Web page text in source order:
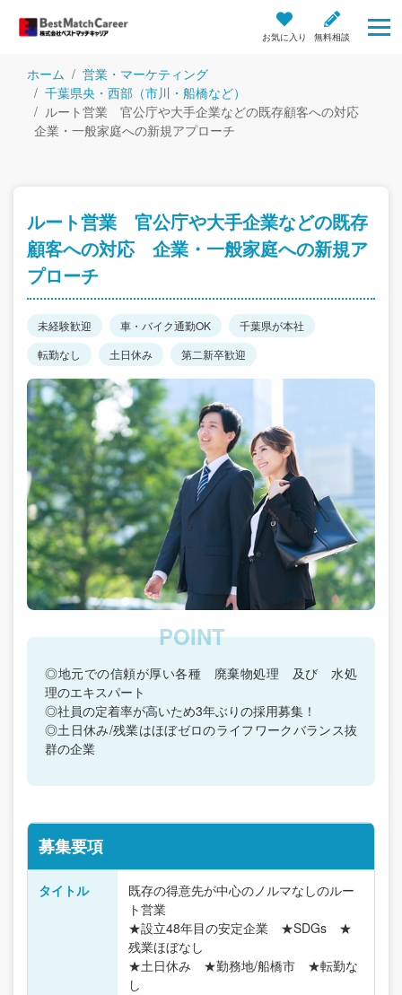
お気に入り 無料相談
ホーム
営業・マーケティング
千葉県央・西部（市川・船橋など）
ルート営業 官公庁や大手企業などの既存顧客への対応
企業・一般家庭への新規アプローチ
ルート営業 官公庁や大手企業などの既存
顧客への対応 企業・一般家庭への新規ア
プローチ
未経験歓迎 車・バイク通勤OK
千葉県が本社
転勤なし
土日休み 第二新卒歓迎
◎地元での信頼が厚い各種 廃棄物処理 及び 水処
理のエキスパート
◎社員の定着率が高いため3年ぶりの採用募集！
◎土日休み/残業はほぼゼロのライフワークバランス抜
群の企業
募集要項
タイトル
既存の得意先が中心のノルマなしのルー
ト営業
★設立48年目の安定企業 ★SDGs ★
残業ほぼなし
★土日休み ★勤務地/船橋市 ★転勤な
し